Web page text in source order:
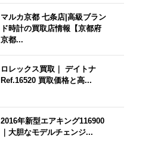
マルカ京都 七条店|高級ブラン
ド時計の買取店情報【京都府
京都...
ロレックス買取｜ デイトナ
Ref.16520 買取価格と高...
2016年新型エアキング116900
｜大胆なモデルチェンジ...